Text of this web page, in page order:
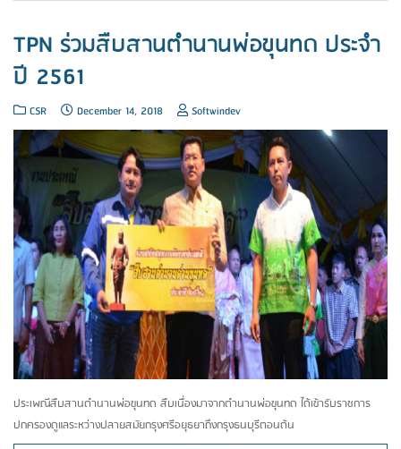
TPN ร่วมสืบสานตำนานพ่อขุนทด ประจำ
ปี 2561
CSR December 14, 2018 Softwindev
ประเพณีสืบสานตำนานพ่อขุนทด สืบเนื่องมาจากตำนานพ่อขุนทด ได้เข้ารับราชการ
ปกครองดูแลระหว่างปลายสมัยกรุงศรีอยุธยาถึงกรุงธนบุรีตอนต้น